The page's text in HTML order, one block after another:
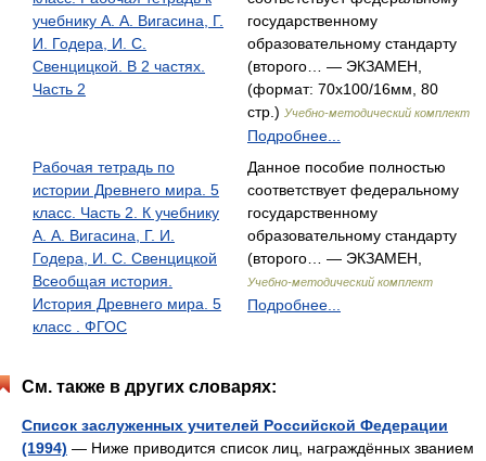
учебнику А. А. Вигасина, Г.
И. Годера, И. С.
Свенцицкой. В 2 частях.
Часть 2
государственному
образовательному стандарту
(второго… — ЭКЗАМЕН,
(формат: 70x100/16мм, 80
стр.) Учебно-методический комплект
Подробнее...
Рабочая тетрадь по
истории Древнего мира. 5
класс. Часть 2. К учебнику
А. А. Вигасина, Г. И.
Годера, И. С. Свенцицкой
Всеобщая история.
История Древнего мира. 5
класс . ФГОС
Данное пособие полностью
соответствует федеральному
государственному
образовательному стандарту
(второго… — ЭКЗАМЕН,
Учебно-методический комплект
Подробнее...
См. также в других словарях:
Список заслуженных учителей Российской Федерации
(1994) — Ниже приводится список лиц, награждённых званием